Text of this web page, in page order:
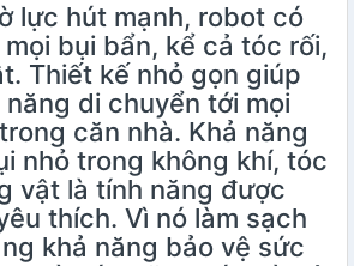
lực hút mạnh, robot có
bụi bẩn, kể cả tóc rối,
Thiết kế nhỏ gọn giúp
di chuyển tới mọi
căn nhà. Khả năng
nhỏ trong không khí, tóc
vật là tính năng được
thích. Vì nó làm sạch
khả năng bảo vệ sức